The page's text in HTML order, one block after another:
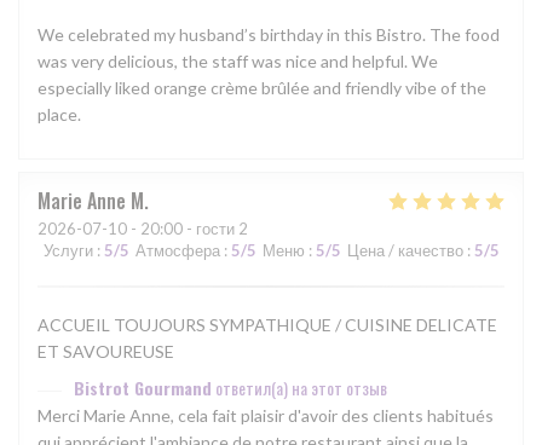
We celebrated my husband’s birthday in this Bistro. The food
was very delicious, the staff was nice and helpful. We
especially liked orange crème brûlée and friendly vibe of the
place.
Marie Anne M
2026-07-10 - 20:00 - гости 2
Услуги : 5/5 Атмосфера : 5/5 Меню : 5/5 Цена / качество : 5/5
ACCUEIL TOUJOURS SYMPATHIQUE / CUISINE DELICATE
ET SAVOUREUSE
Bistrot Gourmand ответил(а) на этот отзыв
Merci Marie Anne, cela fait plaisir d'avoir des clients habitués